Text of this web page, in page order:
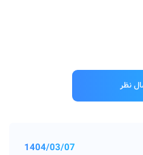
1404/03/07